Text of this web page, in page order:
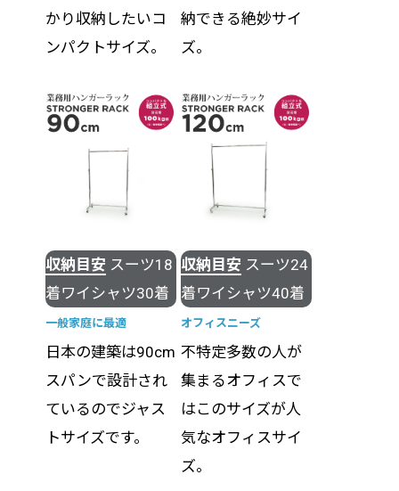
かり収納したいコ
ンパクトサイズ。
納できる絶妙サイ
ズ。
収納目安 スーツ18
着ワイシャツ30着
一般家庭に最適
日本の建築は90cm
スパンで設計され
ているのでジャス
トサイズです。
収納目安 スーツ24
着ワイシャツ40着
オフィスニーズ
不特定多数の人が
集まるオフィスで
はこのサイズが人
気なオフィスサイ
ズ。